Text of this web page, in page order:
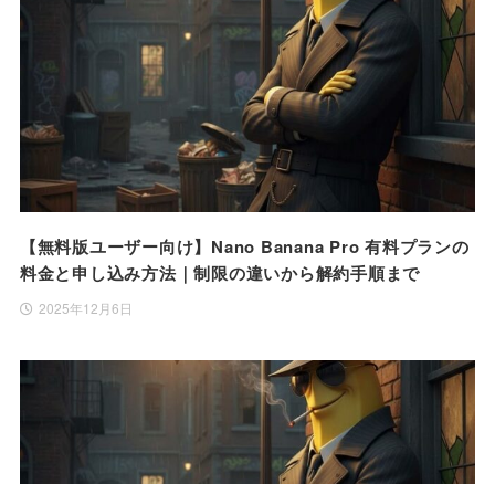
【無料版ユーザー向け】Nano Banana Pro 有料プランの
料金と申し込み方法｜制限の違いから解約手順まで
2025年12月6日